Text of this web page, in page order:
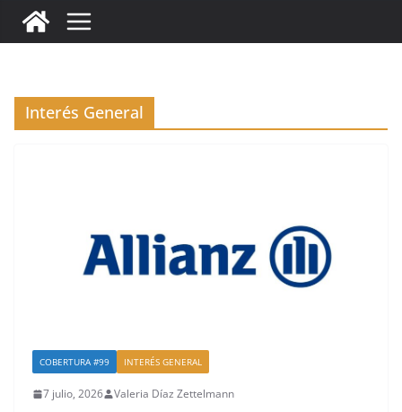
Interés General
COBERTURA #99 INTERÉS GENERAL
7 julio, 2026 Valeria Díaz Zettelmann